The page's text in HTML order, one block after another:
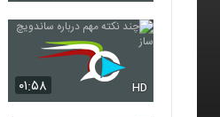
۰۱:۵۸ HD